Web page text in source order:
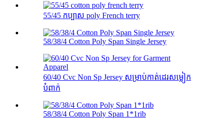
55/45 កប្បាស poly French terry
58/38/4 Cotton Poly Span Single Jersey
60/40 Cvc Non Sp Jersey សម្រាប់កាត់ដេរសម្លៀក
បំពាក់
58/38/4 Cotton Poly Span 1*1rib